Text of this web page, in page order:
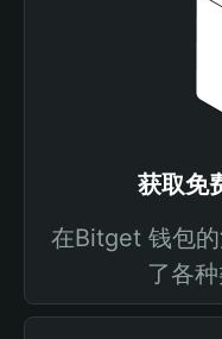
获取免
在Bitget 钱包
了各